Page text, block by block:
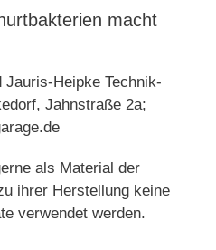
macht
Heipke Technik-
Jahnstraße 2a;
als Material der
ihrer Herstellung keine
verwendet werden.